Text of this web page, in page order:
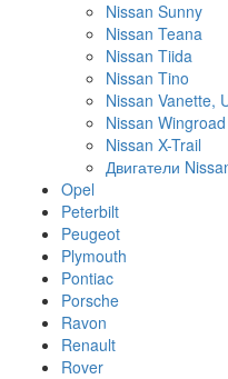
Nissan Sunny
Nissan Teana
Nissan Tiida
Nissan Tino
Nissan Vanette,
Nissan Wingroad
Nissan X-Trail
Двигатели
Opel
Peterbilt
Peugeot
Plymouth
Pontiac
Porsche
Ravon
Renault
Rover